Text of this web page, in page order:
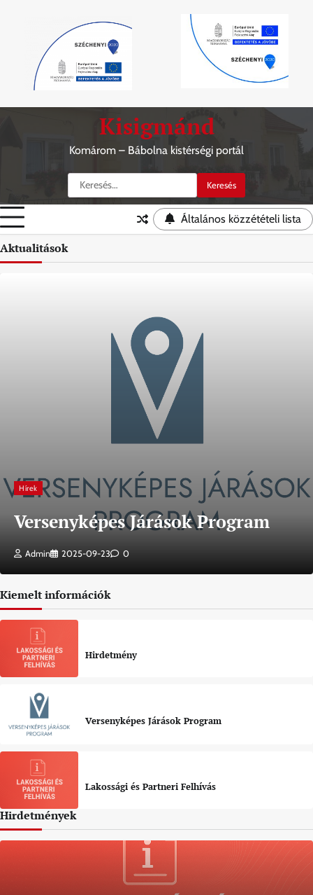
Kisigmánd
Komárom – Bábolna kistérségi portál
Keresés:
Általános közzétételi lista
Aktualitások
Hírek
Versenyképes Járások Program
Admin 2025-09-23 0
Kiemelt információk
Hirdetmény
Versenyképes Járások Program
Lakossági és Partneri Felhívás
Hirdetmények